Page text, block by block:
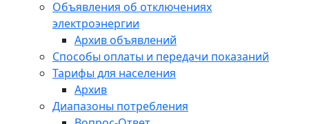
Объявления об отключениях
электроэнергии
Архив объявлений
Способы оплаты и передачи показаний
Тарифы для населения
Архив
Диапазоны потребления